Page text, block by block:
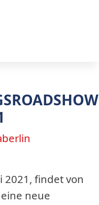
2021, findet von
neue